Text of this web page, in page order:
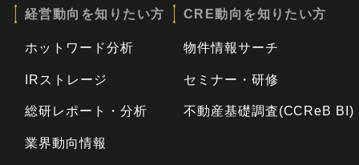
経営動向を知りたい方
ホットワード分析
IRストレージ
総研レポート・分析
業界動向情報
CRE動向を知りたい方
物件情報サーチ
セミナー・研修
不動産基礎調査(CCReB BI)